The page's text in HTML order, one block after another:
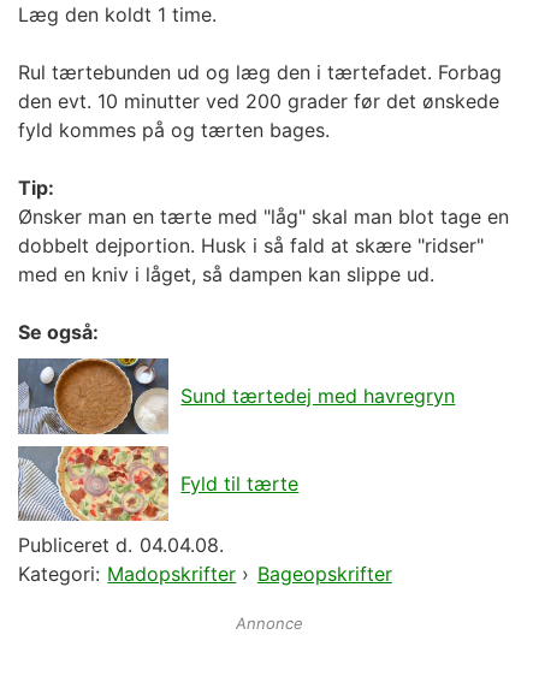
Læg den koldt 1 time.
Rul tærtebunden ud og læg den i tærtefadet. Forbag
den evt. 10 minutter ved 200 grader før det ønskede
fyld kommes på og tærten bages.
Tip:
Ønsker man en tærte med "låg" skal man blot tage en
dobbelt dejportion. Husk i så fald at skære "ridser"
med en kniv i låget, så dampen kan slippe ud.
Se også:
Sund tærtedej med havregryn
Fyld til tærte
Publiceret d. 04.04.08.
Kategori: Madopskrifter › Bageopskrifter
Annonce